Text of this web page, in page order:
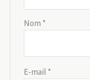
Nom *
E-mail *